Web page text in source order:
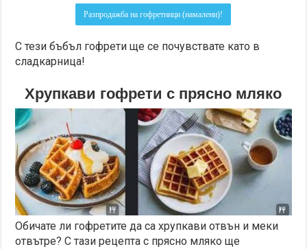
Разпродажба на гофретници (намалени)!
С тези бъбъл гофрети ще се почувствате като в
сладкарница!
Хрупкави гофрети с прясно мляко
Обичате ли гофретите да са хрупкави отвън и меки
отвътре? С тази рецепта с прясно мляко ще